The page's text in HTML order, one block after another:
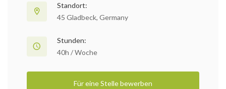
Standort:
45 Gladbeck, Germany
Stunden:
40h / Woche
Für eine Stelle bewerben